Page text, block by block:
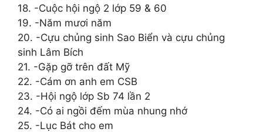
18. -Cuộc hội ngộ 2 lớp 59 & 60
19. -Năm mươi năm
20. -Cựu chủng sinh Sao Biển và cựu chủng
sinh Lâm Bích
21. -Gặp gỡ trên đất Mỹ
22. -Cám ơn anh em CSB
23. -Hội ngộ lớp Sb 74 lần 2
24. -Có ai ngồi đếm mùa nhung nhớ
25. -Lục Bát cho em